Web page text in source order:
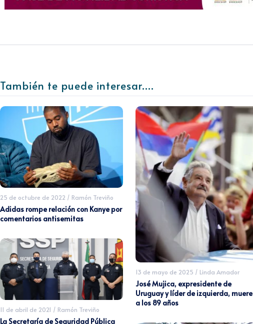
También te puede interesar....
25 de octubre de 2022 / Ramón Treviño
Adidas rompe relación con Kanye por
comentarios antisemitas
11 de abril de 2021 / Ramón Treviño
La Secretaría de Seguridad Pública
13 de mayo de 2025 / Linda Amador
José Mujica, expresidente de
Uruguay y líder de izquierda, muere
a los 89 años